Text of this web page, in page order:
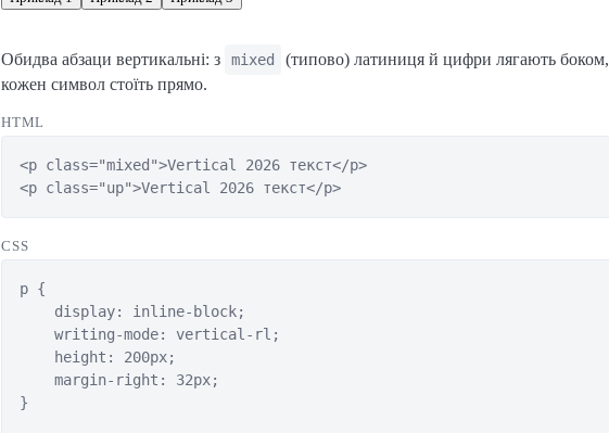
Обидва абзаци вертикальні: з mixed (типово) латиниця й цифри лягають
кожен символ стоїть прямо.
HTML
<p class="mixed">Vertical 2026 текст</p>
<p class="up">Vertical 2026 текст</p>
CSS
p {
    display: inline-block;
    writing-mode: vertical-rl;
    height: 200px;
    margin-right: 32px;
}